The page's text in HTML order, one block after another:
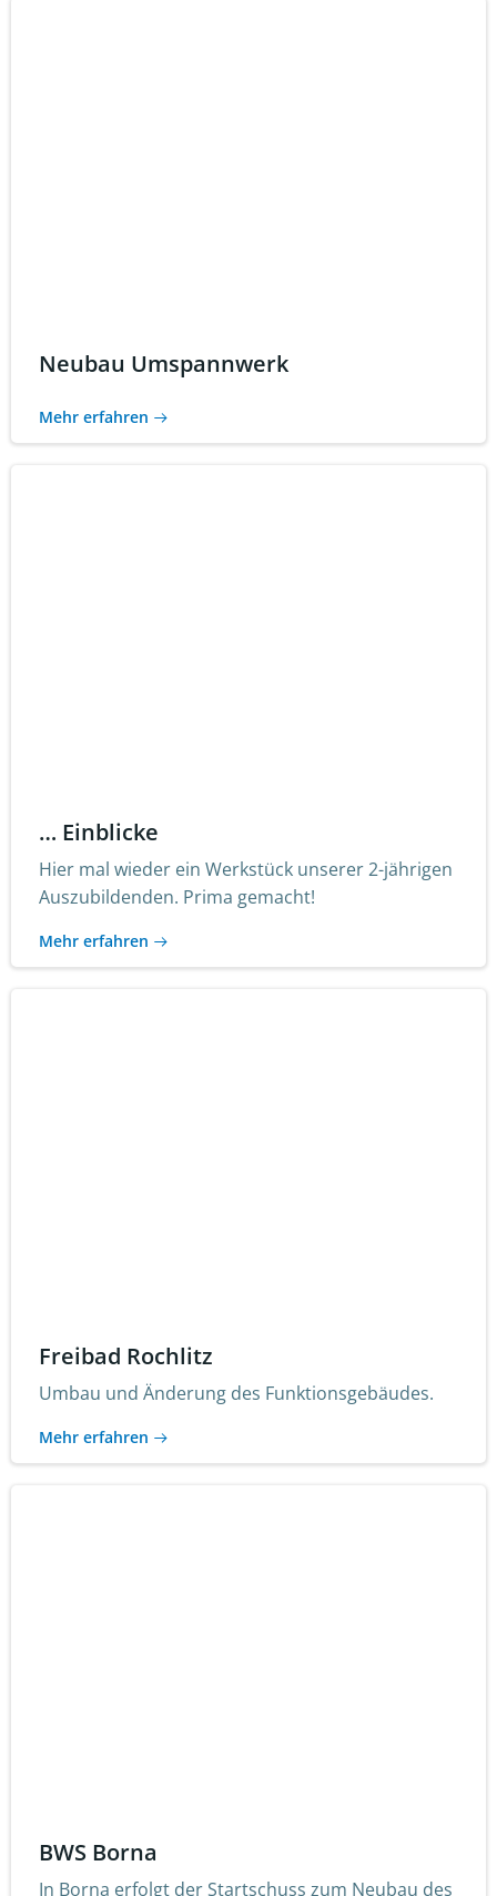
Neubau Umspannwerk
Mehr erfahren
… Einblicke
Hier mal wieder ein Werkstück unserer 2-jährigen
Auszubildenden. Prima gemacht!
Mehr erfahren
Freibad Rochlitz
Umbau und Änderung des Funktionsgebäudes.
Mehr erfahren
BWS Borna
In Borna erfolgt der Startschuss zum Neubau des